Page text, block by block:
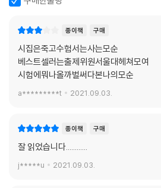
종이책 구매
시집은죽고수험서는사는모순
베스트셀러는출제위원서울대헤쳐모여
시험에뭐나올까벌써다본나의모순
a*********t 2021.09.03.
종이책 구매
잘 읽었습니다............
j*****u 2021.09.03.